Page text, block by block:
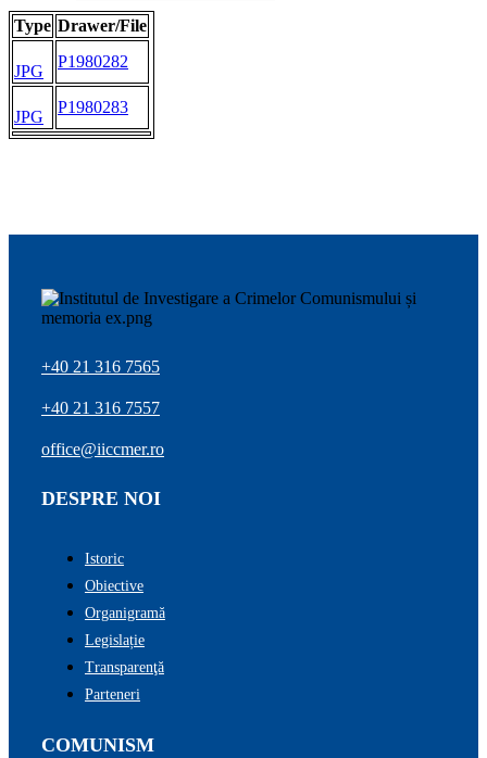
Type Drawer/File
JPG
P1980282
JPG
P1980283
+40 21 316 7565
+40 21 316 7557
office@iiccmer.ro
DESPRE NOI
Istoric
Obiective
Organigramă
Legislație
Transparenţă
Parteneri
COMUNISM